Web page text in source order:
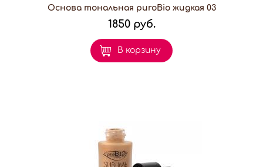
Основа тональная puroBio жидкая 03
1850 руб.
В корзину